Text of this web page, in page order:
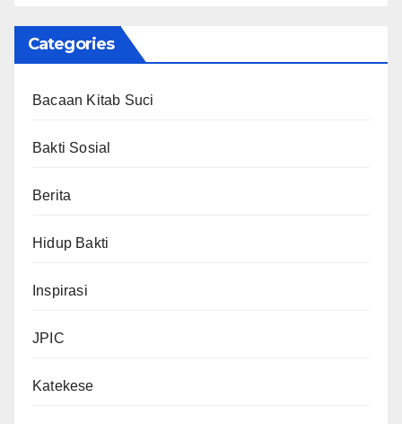
Categories
Bacaan Kitab Suci
Bakti Sosial
Berita
Hidup Bakti
Inspirasi
JPIC
Katekese